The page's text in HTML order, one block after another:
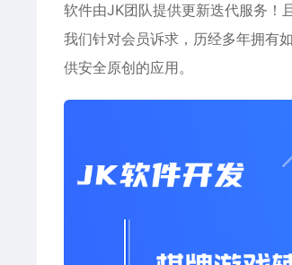
软件由JK团队提供更新迭代服务！
我们针对会员诉求，历经多年拥有
供安全原创的应用。